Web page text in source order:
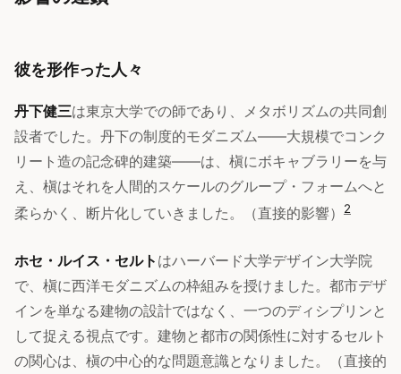
彼を形作った人々
丹下健三は東京大学での師であり、メタボリズムの共同創
設者でした。丹下の制度的モダニズム——大規模でコンク
リート造の記念碑的建築——は、槇にボキャブラリーを与
え、槇はそれを人間的スケールのグループ・フォームへと
柔らかく、断片化していきました。（直接的影響）
2
ホセ・ルイス・セルト はハーバード大学デザイン大学院
で、槇に西洋モダニズムの枠組みを授けました。都市デザ
インを単なる建物の設計ではなく、一つのディシプリンと
して捉える視点です。建物と都市の関係性に対するセルト
の関心は、槇の中心的な問題意識となりました。（直接的